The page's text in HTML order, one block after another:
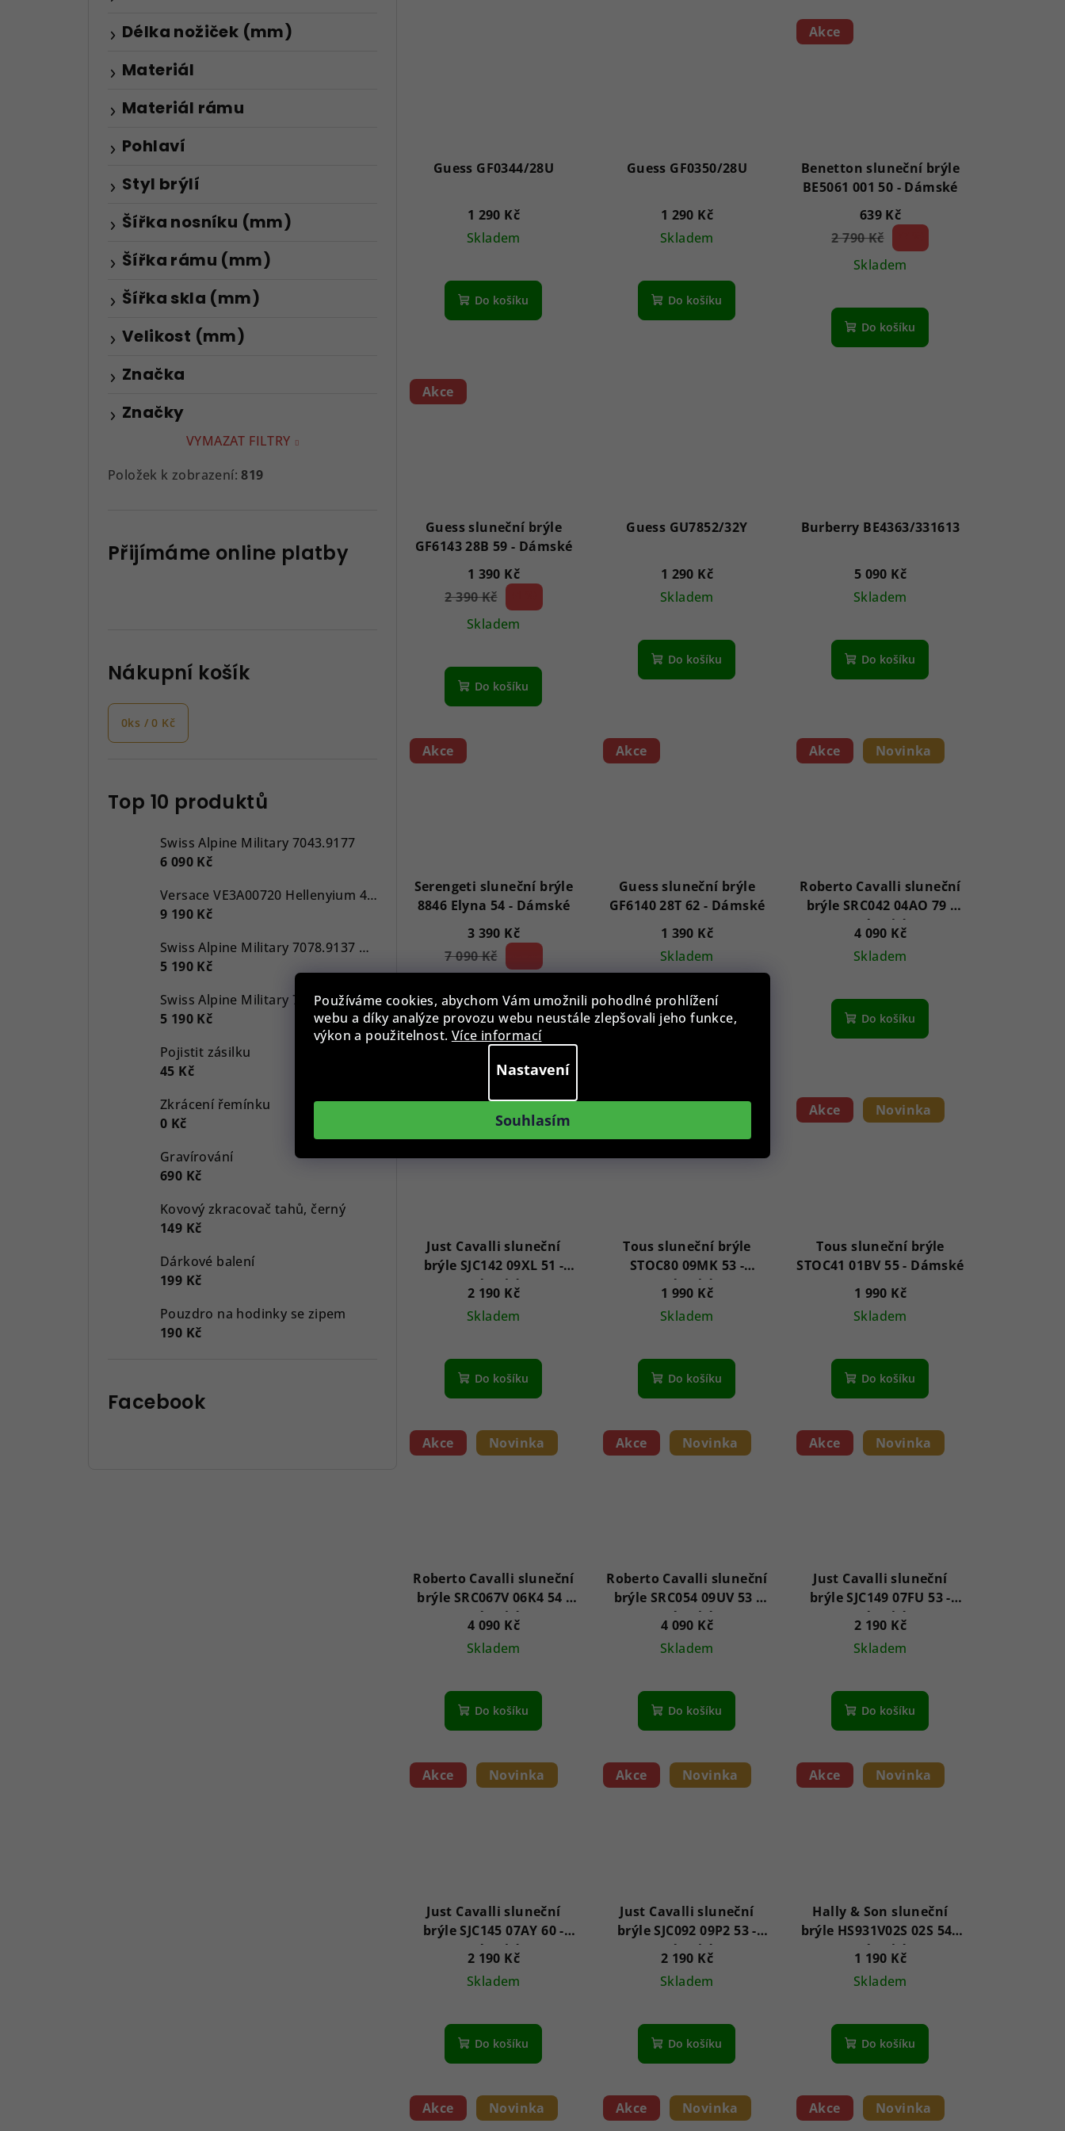
Používáme cookies, abychom Vám umožnili pohodlné prohlížení
webu a díky analýze provozu webu neustále zlepšovali jeho funkce,
výkon a použitelnost. Více informací
Nastavení
Souhlasím
Značky
Délka nožiček (mm)
Materiál
Materiál rámu
Pohlaví
Styl brýlí
Šířka nosníku (mm)
Šířka rámu (mm)
Šířka skla (mm)
Velikost (mm)
Značka
VYMAZAT FILTRY
Položek k zobrazení:819
Přijímáme online platby
Nákupní košík
0ks /0 Kč
Top 10 produktů
Swiss Alpine Military 7043.9177
6 090 Kč
Versace VE3A00720 Hellenyium 42mm
9 190 Kč
Swiss Alpine Military 7078.9137 Chronograph 45mm
5 190 Kč
Swiss Alpine Military 7043.9237 Star Fighter Saphirglas Chrono 46 mm
5 190 Kč
Pojistit zásilku
45 Kč
Zkrácení řemínku
0 Kč
Gravírování
690 Kč
Kovový zkracovač tahů, černý
149 Kč
Dárkové balení
199 Kč
Pouzdro na hodinky se zipem
190 Kč
Facebook
Guess GF0344/28U
1 290 Kč
Skladem
Do košíku
Guess GF0350/28U
1 290 Kč
Skladem
Do košíku
Akce
Benetton sluneční brýle
BE5061 001 50 - Dámské
639 Kč
2 790 Kč
Skladem
Do košíku
Akce
Guess sluneční brýle
GF6143 28B 59 - Dámské
1 390 Kč
2 390 Kč
Skladem
Do košíku
Guess GU7852/32Y
1 290 Kč
Skladem
Do košíku
Burberry BE4363/331613
5 090 Kč
Skladem
Do košíku
Akce
Serengeti sluneční brýle
8846 Elyna 54 - Dámské
3 390 Kč
7 090 Kč
Do košíku
Akce
Guess sluneční brýle
GF6140 28T 62 - Dámské
1 390 Kč
Skladem
Do košíku
Akce Novinka
Roberto Cavalli sluneční
brýle SRC042 04AO 79 -
Dámské
4 090 Kč
Skladem
Do košíku
Novinka
Just Cavalli sluneční
brýle SJC142 09XL 51 -
Dámské
2 190 Kč
Skladem
Do košíku
Tous sluneční brýle
STOC80 09MK 53 -
Dámské
1 990 Kč
Skladem
Do košíku
Akce Novinka
Tous sluneční brýle
STOC41 01BV 55 - Dámské
1 990 Kč
Skladem
Do košíku
Akce Novinka
Roberto Cavalli sluneční
brýle SRC067V 06K4 54 -
Dámské
4 090 Kč
Skladem
Do košíku
Akce Novinka
Roberto Cavalli sluneční
brýle SRC054 09UV 53 -
Dámské
4 090 Kč
Skladem
Do košíku
Akce Novinka
Just Cavalli sluneční
brýle SJC149 07FU 53 -
Dámské
2 190 Kč
Skladem
Do košíku
Akce Novinka
Just Cavalli sluneční
brýle SJC145 07AY 60 -
Dámské
2 190 Kč
Skladem
Do košíku
Akce Novinka
Just Cavalli sluneční
brýle SJC092 09P2 53 -
Dámské
2 190 Kč
Skladem
Do košíku
Akce Novinka
Hally & Son sluneční
brýle HS931V02S 02S 54 -
Dámské
1 190 Kč
Skladem
Do košíku
Akce Novinka Akce Novinka Akce Novinka